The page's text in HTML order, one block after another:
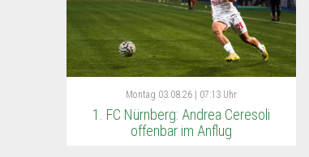
Montag 03.08.26 | 07:13 Uhr
1. FC Nürnberg: Andrea Ceresoli
offenbar im Anflug